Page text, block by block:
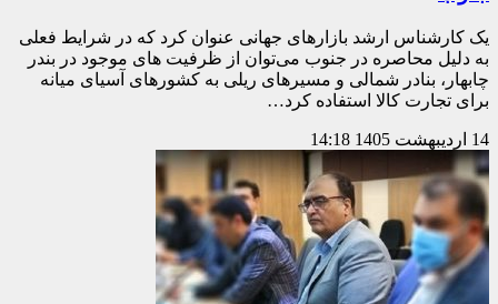
یک کارشناس ارشد بازارهای جهانی عنوان کرد که در شرایط فعلی
به دلیل محاصره در جنوب می‌توان از ظرفیت های موجود در بندر
چابهار، بنادر شمالی و مسیرهای ریلی به کشورهای آسیای میانه
برای تجارت کالا استفاده کرد…
14 اردیبهشت 1405 14:18